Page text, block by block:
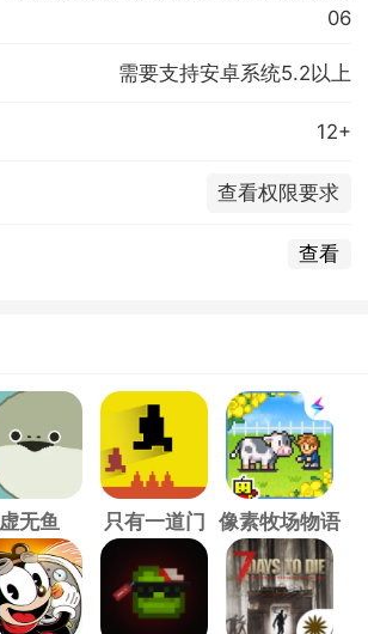
06
需要支持安卓系统5.2以上
12+
查看权限要求
查看
虚无鱼 只有一道门 像素牧场物语